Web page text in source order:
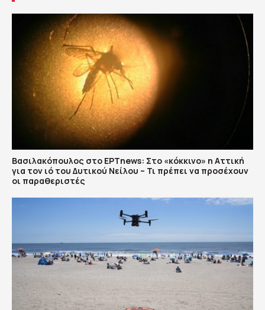
Βασιλακόπουλος στο ΕΡΤnews: Στο «κόκκινο» η Αττική
για τον ιό του Δυτικού Νείλου – Τι πρέπει να προσέχουν
οι παραθεριστές